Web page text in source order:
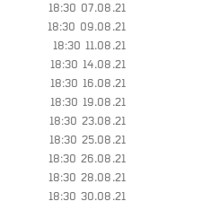
07.08.21 18:30
09.08.21 18:30
11.08.21 18:30
14.08.21 18:30
16.08.21 18:30
19.08.21 18:30
23.08.21 18:30
25.08.21 18:30
26.08.21 18:30
28.08.21 18:30
30.08.21 18:30